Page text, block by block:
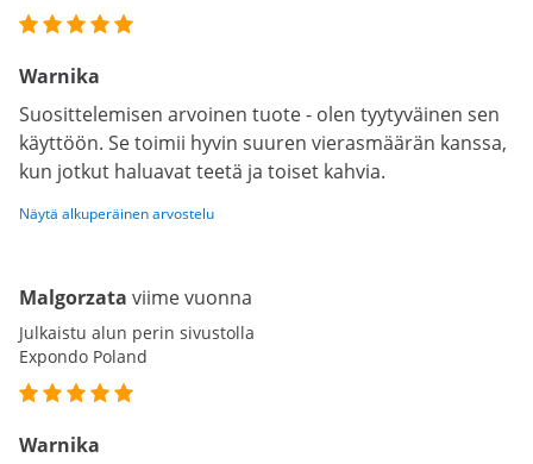
Warnika
Suosittelemisen arvoinen tuote - olen tyytyväinen sen
käyttöön. Se toimii hyvin suuren vierasmäärän kanssa,
kun jotkut haluavat teetä ja toiset kahvia.
Näytä alkuperäinen arvostelu
Malgorzata viime vuonna
Julkaistu alun perin sivustolla
Expondo Poland
Warnika